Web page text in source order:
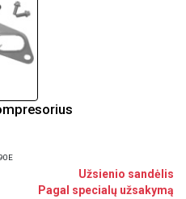
Užsienio sandėlis
Pagal specialų užsakymą